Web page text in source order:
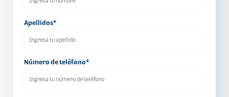
Apellidos*
Número de teléfono*